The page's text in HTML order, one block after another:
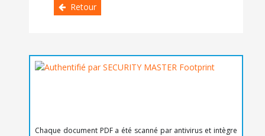
Retour
Chaque document PDF a été scanné par antivirus et intègre